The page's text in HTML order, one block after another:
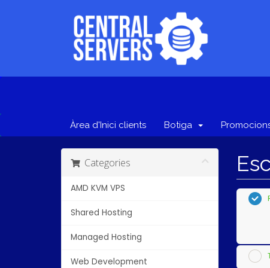
Àrea d'Inici clients Botiga
Categories
AMD KVM VPS
Shared Hosting
Managed Hosting
Web Development